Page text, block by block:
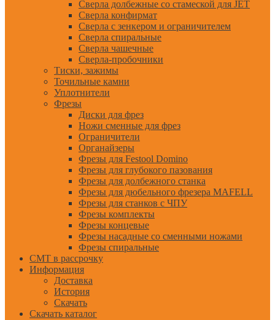
Сверла долбежные со стамеской для JET
Сверла конфирмат
Сверла с зенкером и ограничителем
Сверла спиральные
Сверла чашечные
Сверла-пробочники
Тиски, зажимы
Точильные камни
Уплотнители
Фрезы
Диски для фрез
Ножи сменные для фрез
Ограничители
Органайзеры
Фрезы для Festool Domino
Фрезы для глубокого пазования
Фрезы для долбежного станка
Фрезы для дюбельного фрезера MAFELL
Фрезы для станков с ЧПУ
Фрезы комплекты
Фрезы концевые
Фрезы насадные со сменными ножами
Фрезы спиральные
CMT в рассрочку
Информация
Доставка
История
Скачать
Скачать каталог